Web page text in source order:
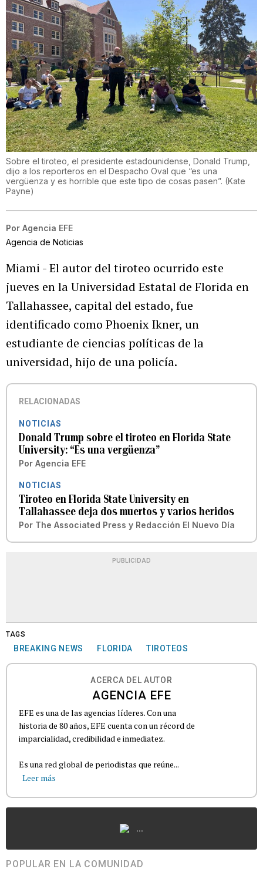
Sobre el tiroteo, el presidente estadounidense, Donald Trump,
dijo a los reporteros en el Despacho Oval que “es una
vergüenza y es horrible que este tipo de cosas pasen”. (Kate
Payne)
Por Agencia EFE
Agencia de Noticias
Miami - El autor del tiroteo ocurrido este
jueves en la Universidad Estatal de Florida en
Tallahassee, capital del estado, fue
identificado como Phoenix Ikner, un
estudiante de ciencias políticas de la
universidad, hijo de una policía.
RELACIONADAS
NOTICIAS
Donald Trump sobre el tiroteo en Florida State
University: “Es una vergüenza”
Por Agencia EFE
NOTICIAS
Tiroteo en Florida State University en
Tallahassee deja dos muertos y varios heridos
Por The Associated Press y Redacción El Nuevo Día
PUBLICIDAD
TAGS
BREAKING NEWS FLORIDA TIROTEOS
ACERCA DEL AUTOR
AGENCIA EFE
EFE es una de las agencias líderes. Con una
historia de 80 años, EFE cuenta con un récord de
imparcialidad, credibilidad e inmediatez.
Es una red global de periodistas que reúne...
Leer más
...
POPULAR EN LA COMUNIDAD